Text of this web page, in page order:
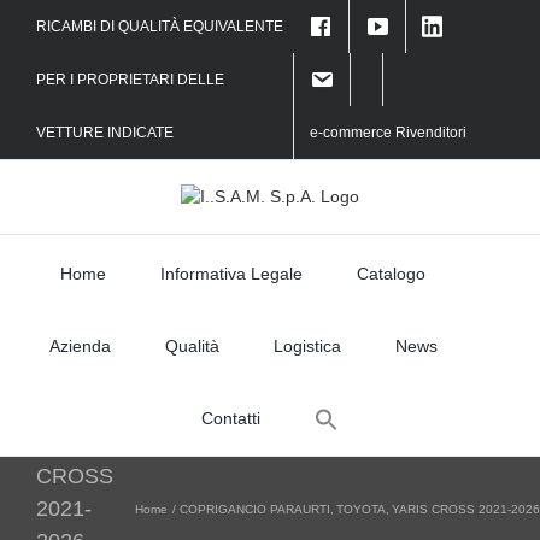
RICAMBI DI QUALITÀ EQUIVALENTE
PER I PROPRIETARI DELLE
VETTURE INDICATE e-commerce Rivenditori
Home Informativa Legale Catalogo
Azienda Qualità Logistica News
Contatti
Search
for:
CROSS
2021-
Home COPRIGANCIO PARAURTI TOYOTA YARIS CROSS 2021-2026